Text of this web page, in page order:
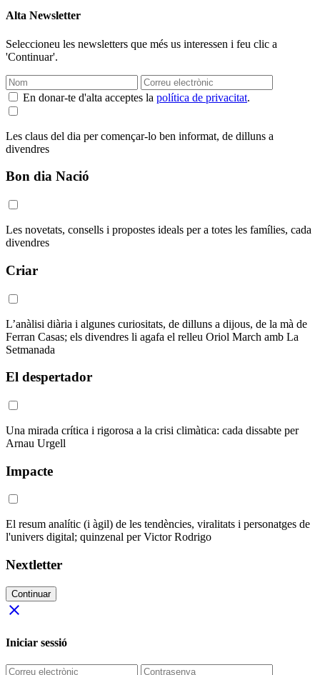
Alta Newsletter
Seleccioneu les newsletters que més us interessen i feu clic a
'Continuar'.
En donar-te d'alta acceptes la política de privacitat.
Les claus del dia per començar-lo ben informat, de dilluns a
divendres
Bon dia Nació
Les novetats, consells i propostes ideals per a totes les famílies, cada
divendres
Criar
L’anàlisi diària i algunes curiositats, de dilluns a dijous, de la mà de
Ferran Casas; els divendres li agafa el relleu Oriol March amb La
Setmanada
El despertador
Una mirada crítica i rigorosa a la crisi climàtica: cada dissabte per
Arnau Urgell
Impacte
El resum analític (i àgil) de les tendències, viralitats i personatges de
l'univers digital; quinzenal per Victor Rodrigo
Nextletter
Continuar
close
Iniciar sessió